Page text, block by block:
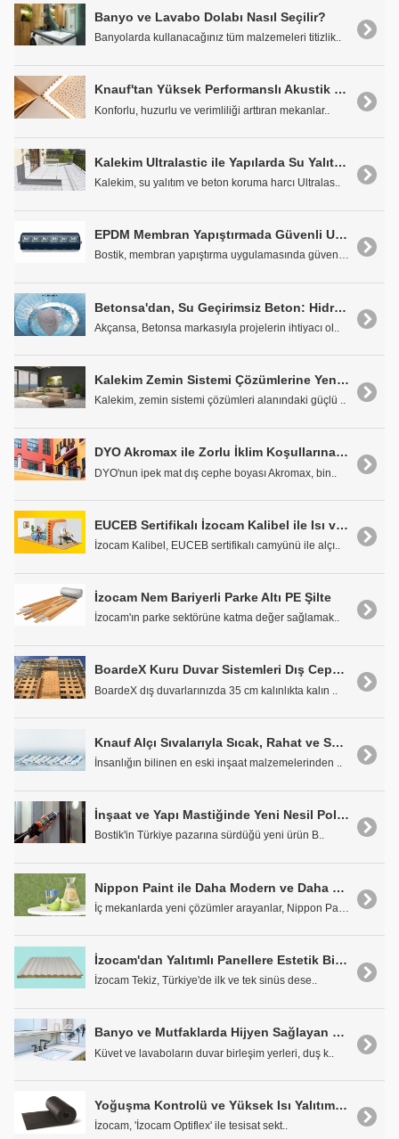
Banyo ve Lavabo Dolabı Nasıl Seçilir?
Banyolarda kullanacağınız tüm malzemeleri titizlik..
Knauf'tan Yüksek Performanslı Akustik Çözümler
Konforlu, huzurlu ve verimliliği arttıran mekanlar..
Kalekim Ultralastic ile Yapılarda Su Yalıtımına Hızlı ve Güçlü Çözüm
Kalekim, su yalıtım ve beton koruma harcı Ultralas..
EPDM Membran Yapıştırmada Güvenli Uygulama için: Bostik EPDM Tack Nötr
Bostik, membran yapıştırma uygulamasında güvenli b..
Betonsa'dan, Su Geçirimsiz Beton: Hidromix
Akçansa, Betonsa markasıyla projelerin ihtiyacı ol..
Kalekim Zemin Sistemi Çözümlerine Yeni Ürünü Tecnica 552'yi Ekledi
Kalekim, zemin sistemi çözümleri alanındaki güçlü ..
DYO Akromax ile Zorlu İklim Koşullarına Karşı Tam Koruma
DYO'nun ipek mat dış cephe boyası Akromax, bin..
EUCEB Sertifikalı İzocam Kalibel ile Isı ve Ses Yalıtımı
İzocam Kalibel, EUCEB sertifikalı camyünü ile alçı..
İzocam Nem Bariyerli Parke Altı PE Şilte
İzocam'ın parke sektörüne katma değer sağlamak..
BoardeX Kuru Duvar Sistemleri Dış Cephede Kuralları Değiştirdi
BoardeX dış duvarlarınızda 35 cm kalınlıkta kalın ..
Knauf Alçı Sıvalarıyla Sıcak, Rahat ve Sağlıklı İç Mekanlar
İnsanlığın bilinen en eski inşaat malzemelerinden ..
İnşaat ve Yapı Mastiğinde Yeni Nesil Poliüretan Teknolojisi: Bostik P795 Seal 'N'Flex Premium
Bostik'in Türkiye pazarına sürdüğü yeni ürün B..
Nippon Paint ile Daha Modern ve Daha Etkileyici Duvarlar
İzocam'dan Yalıtımlı Panellere Estetik Bir Dokunuş; Tekiz Sinüs Panel!
İzocam Tekiz, Türkiye'de ilk ve tek sinüs dese..
Banyo ve Mutfaklarda Hijyen Sağlayan Silikon: Bostik Forever Saniter
Küvet ve lavaboların duvar birleşim yerleri, duş k..
Yoğuşma Kontrolü ve Yüksek Isı Yalıtımı için İzocam Optiflex
İzocam, 'İzocam Optiflex' ile tesisat sekt..